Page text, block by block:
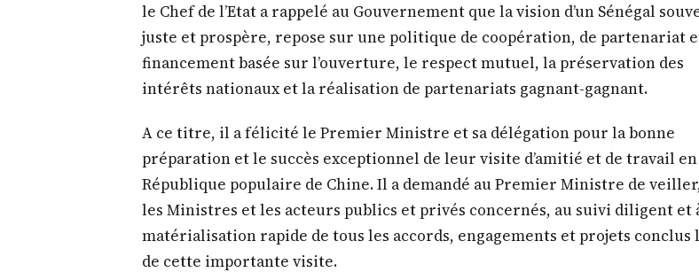
matérialisation rapide de tous les accords, engagements et projets conclus
de cette importante visite.
Dans la même lancée, il a indiqué au Ministre de l’Economie, du Plan et de la
développement du secteur privé en cohérence avec les choix politique et
économique de l’Etat. Par ailleurs, il a souligné l’exigence de l’élaboration
document cadre de coopération internationale et de partenariat devant
améliorer la gestion interministérielle de la coopération internationale et
mise en œuvre cohérente, rationnelle et pragmatique du partenariat
privé, dans chaque secteur, en tenant compte de la territorialisation des